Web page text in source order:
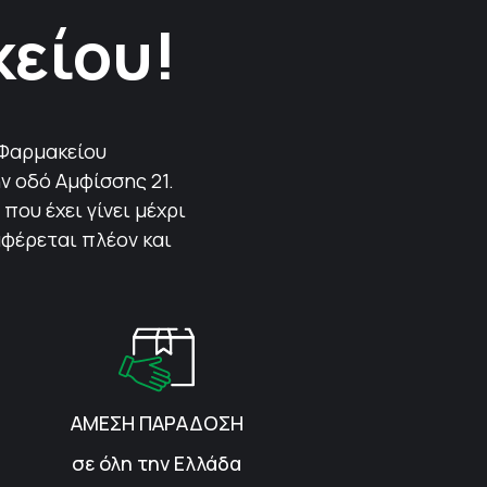
οδό Αμφίσσης 21.
έχει γίνει μέχρι
πλέον και
ΑΜΕΣΗ ΠΑΡΑΔΟΣΗ
σε όλη την Ελλάδα